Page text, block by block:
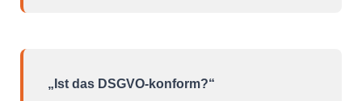
„Ist das DSGVO-konform?“